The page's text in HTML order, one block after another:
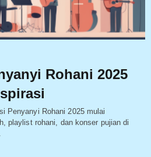
Rohani 2025
Penyanyi Rohani 2025 mulai
playlist rohani, dan konser pujian di